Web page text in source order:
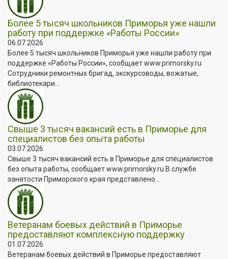
Более 5 тысяч школьников Приморья уже нашли
работу при поддержке «Работы России»
06.07.2026
Более 5 тысяч школьников Приморья уже нашли работу при
поддержке «Работы России», сообщает www.primorsky.ru
Сотрудники ремонтных бригад, экскурсоводы, вожатые,
библиотекари...
Свыше 3 тысяч вакансий есть в Приморье для
специалистов без опыта работы
03.07.2026
Свыше 3 тысяч вакансий есть в Приморье для специалистов
без опыта работы, сообщает www.primorsky.ru В службе
занятости Приморского края представлено...
Ветеранам боевых действий в Приморье
предоставляют комплексную поддержку
01.07.2026
Ветеранам боевых действий в Приморье предоставляют